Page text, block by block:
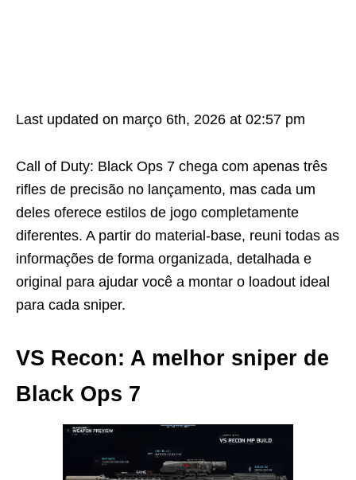
Last updated on março 6th, 2026 at 02:57 pm
Call of Duty: Black Ops 7 chega com apenas três
rifles de precisão no lançamento, mas cada um
deles oferece estilos de jogo completamente
diferentes. A partir do material-base, reuni todas as
informações de forma organizada, detalhada e
original para ajudar você a montar o loadout ideal
para cada sniper.
VS Recon: A melhor sniper de
Black Ops 7